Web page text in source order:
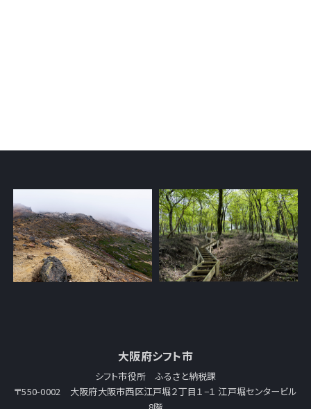
大阪府シフト市
シフト市役所 ふるさと納税課
〒550-0002 大阪府大阪市西区江戸堀２丁目１−１ 江戸堀センタービル